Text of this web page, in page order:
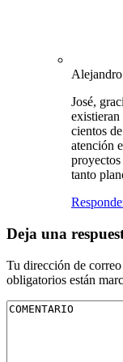
José,
existieran
cientos
atención
tanto
Deja una
Tu dirección de
obligatorios están